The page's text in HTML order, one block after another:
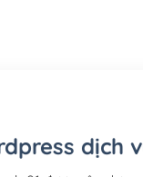
dịch